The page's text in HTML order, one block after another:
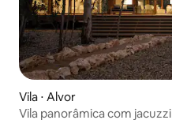
Vila ⋅ Alvor
Vila panorâmica com